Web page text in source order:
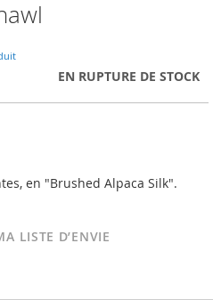
EN RUPTURE DE STOCK
en "Brushed Alpaca Silk".
LISTE D’ENVIE